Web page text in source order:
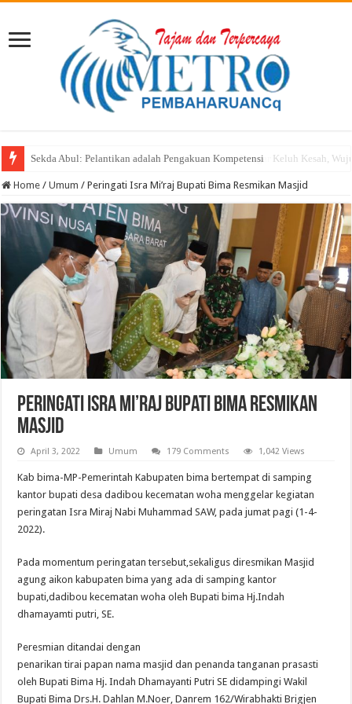
Selasa Menyapa Hadir di Sondo dan Nonto Tera: Dengar Keluh Kesah,
Home / Umum / Peringati Isra Mi’raj Bupati Bima Resmikan Masjid
Peringati Isra Mi’raj Bupati Bima Resmikan
Masjid
April 3, 2022 Umum 179 Comments 1,042 Views
Kab bima-MP-Pemerintah Kabupaten bima bertempat di samping
kantor bupati desa dadibou kecematan woha menggelar kegiatan
peringatan Isra Miraj Nabi Muhammad SAW, pada jumat pagi (1-4-
2022).
Pada momentum peringatan tersebut,sekaligus diresmikan Masjid
agung aikon kabupaten bima yang ada di samping kantor
bupati,dadibou kecematan woha oleh Bupati bima Hj.Indah
dhamayamti putri, SE.
Peresmian ditandai dengan
penarikan tirai papan nama masjid dan penanda tanganan prasasti
oleh Bupati Bima Hj. Indah Dhamayanti Putri SE didampingi Wakil
Bupati Bima Drs.H. Dahlan M.Noer, Danrem 162/Wirabhakti Brigjen